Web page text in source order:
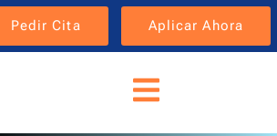
Aplicar Ahora
Pedir Cita